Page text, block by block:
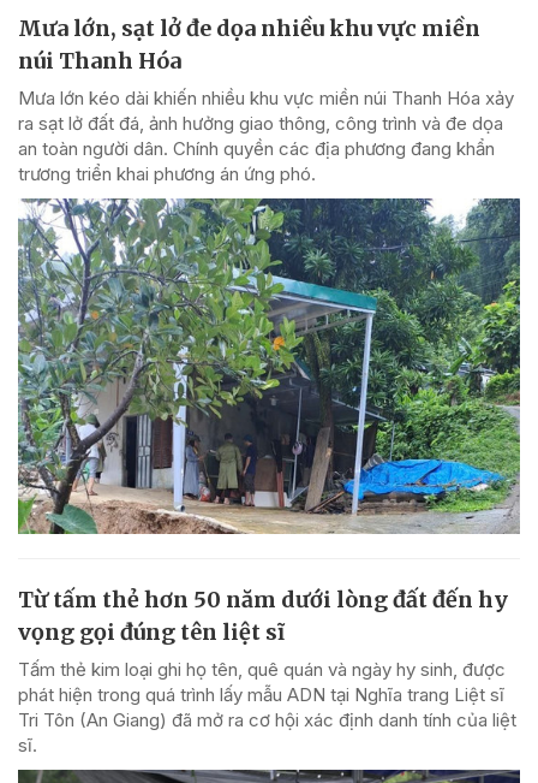
Mưa lớn, sạt lở đe dọa nhiều khu vực miền
núi Thanh Hóa
Mưa lớn kéo dài khiến nhiều khu vực miền núi Thanh Hóa xảy
ra sạt lở đất đá, ảnh hưởng giao thông, công trình và đe dọa
an toàn người dân. Chính quyền các địa phương đang khẩn
trương triển khai phương án ứng phó.
Từ tấm thẻ hơn 50 năm dưới lòng đất đến hy
vọng gọi đúng tên liệt sĩ
Tấm thẻ kim loại ghi họ tên, quê quán và ngày hy sinh, được
phát hiện trong quá trình lấy mẫu ADN tại Nghĩa trang Liệt sĩ
Tri Tôn (An Giang) đã mở ra cơ hội xác định danh tính của liệt
sĩ.